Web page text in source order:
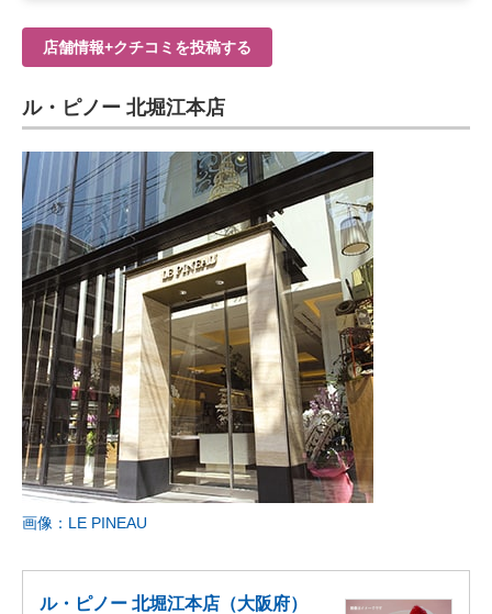
店舗情報+クチコミを投稿する
ル・ピノー 北堀江本店
画像：LE PINEAU
ル・ピノー 北堀江本店（大阪府）